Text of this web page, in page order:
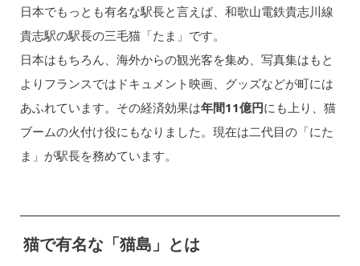
日本でもっとも有名な駅長と言えば、和歌山電鉄貴志川線
貴志駅の駅長の三毛猫「たま」です。
日本はもちろん、海外からの観光客を集め、写真集はもと
よりフランスではドキュメント映画、グッズなどが町には
あふれています。その経済効果は年間11億円にも上り、猫
ブームの火付け役にもなりました。現在は二代目の「にた
ま」が駅長を務めています。
猫で有名な「猫島」とは